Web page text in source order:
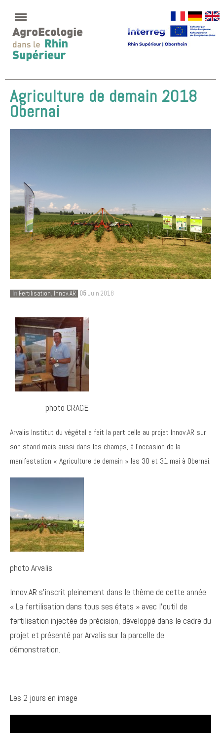
Agriculture de demain 2018
Obernai
In Fertilisation, Innov.AR 05Juin 2018
photo CRAGE
Arvalis Institut du végétal a fait la part belle au projet Innov.AR sur
son stand mais aussi dans les champs, à l’occasion de la
manifestation « Agriculture de demain » les 30 et 31 mai à Obernai.
photo Arvalis
Innov.AR s’inscrit pleinement dans le thème de cette année
« La fertilisation dans tous ses états » avec l’outil de
fertilisation injectée de précision, développé dans le cadre du
projet et présenté par Arvalis sur la parcelle de
démonstration.
Les 2 jours en image